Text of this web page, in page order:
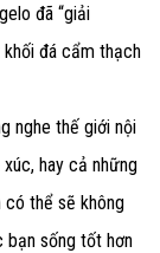
đã “giải
đá cẩm thạch
nghe thế giới nội
hay cả những
có thể sẽ không
bạn sống tốt hơn